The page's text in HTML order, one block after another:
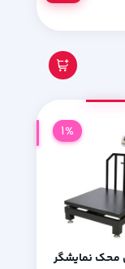
محک نمایشگر
1%